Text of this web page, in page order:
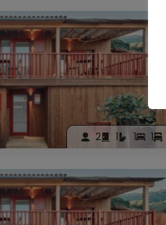
2 1 1 1